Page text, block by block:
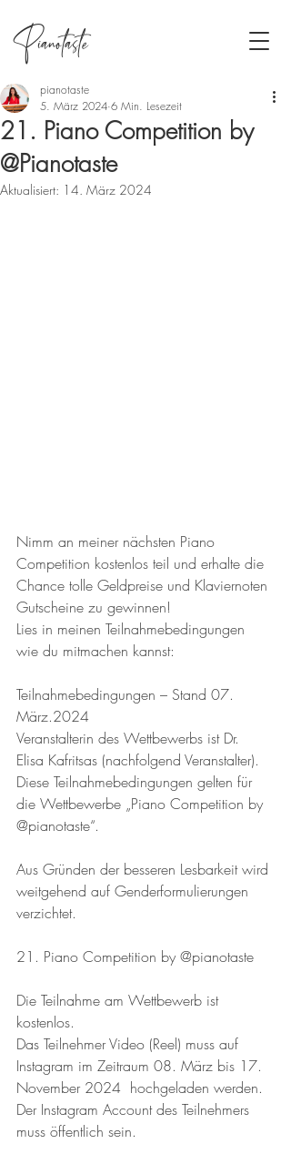
Pianotaste
21. Piano Competition by
@Pianotaste
pianotaste
5. März 2024 6 Min. Lesezeit
Aktualisiert: 14. März 2024
Nimm an meiner nächsten Piano
Competition kostenlos teil und erhalte die
Chance tolle Geldpreise und Klaviernoten
Gutscheine zu gewinnen!
Lies in meinen Teilnahmebedingungen
wie du mitmachen kannst:
Teilnahmebedingungen – Stand 07.
März.2024
Veranstalterin des Wettbewerbs ist Dr.
Elisa Kafritsas (nachfolgend Veranstalter).
Diese Teilnahmebedingungen gelten für
die Wettbewerbe „Piano Competition by
@pianotaste“.
Aus Gründen der besseren Lesbarkeit wird
weitgehend auf Genderformulierungen
verzichtet.
21. Piano Competition by @pianotaste
Die Teilnahme am Wettbewerb ist
kostenlos.
Das Teilnehmer Video (Reel) muss auf
Instagram im Zeitraum 08. März bis 17.
November 2024  hochgeladen werden.
Der Instagram Account des Teilnehmers
muss öffentlich sein.